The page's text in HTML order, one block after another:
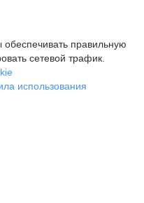
правильную
сетевой трафик.
использования